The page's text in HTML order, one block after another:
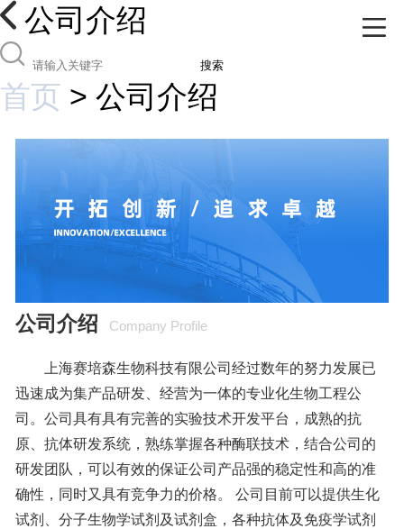
公司介绍
搜索
首页 > 公司介绍
公司介绍 Company Profile
上海赛培森生物科技有限公司经过数年的努力发展已
迅速成为集产品研发、经营为一体的专业化生物工程公
司。公司具有具有完善的实验技术开发平台，成熟的抗
原、抗体研发系统，熟练掌握各种酶联技术，结合公司的
研发团队，可以有效的保证公司产品强的稳定性和高的准
确性，同时又具有竞争力的价格。 公司目前可以提供生化
试剂、分子生物学试剂及试剂盒，各种抗体及免疫学试剂